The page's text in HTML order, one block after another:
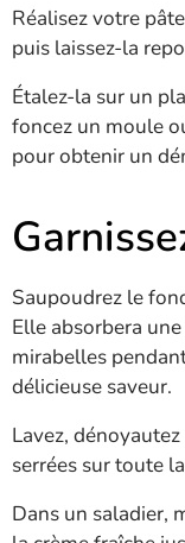
Réalisez votre
puis laissez-la
Étalez-la sur un
foncez un moule
pour obtenir un
Saupoudrez le
Elle absorbera
mirabelles
délicieuse saveur.
Lavez,
serrées sur toute
Dans un saladier,